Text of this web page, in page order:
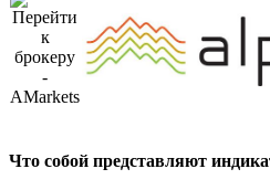
Что собой представляют